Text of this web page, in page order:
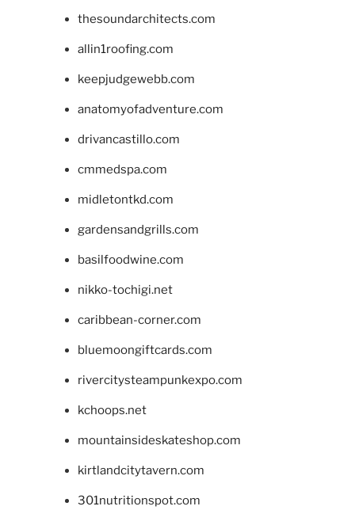
thesoundarchitects.com
allin1roofing.com
keepjudgewebb.com
anatomyofadventure.com
drivancastillo.com
cmmedspa.com
midletontkd.com
gardensandgrills.com
basilfoodwine.com
nikko-tochigi.net
caribbean-corner.com
bluemoongiftcards.com
rivercitysteampunkexpo.com
kchoops.net
mountainsideskateshop.com
kirtlandcitytavern.com
301nutritionspot.com